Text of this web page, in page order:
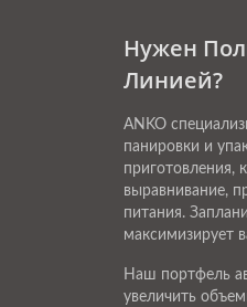
Нужен
Линией?
ANKO
панировки и
выравнивание,
питания.
максимизирует
Наш портфель
увеличить